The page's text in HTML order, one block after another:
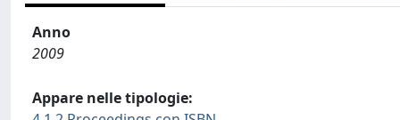
Anno
2009
Appare nelle tipologie: